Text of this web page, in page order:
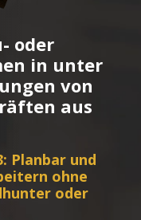
oder
in unter
von
aus
Planbar und
ohne
oder